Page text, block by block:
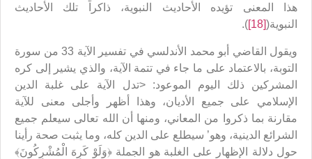
هذا المعنى تؤيده الأحاديث النبوية، ذاكراً تلك الأحاديث
النبوية(
).
ويقول القاضي أبو محمد الأندلسي في تفسير الآية 33 من سورة
التوبة، بالاعتماد على ما جاء في تتمة الآية، والذي يشير إلى كره
المشركين ذلك اليوم الموعود: <تدل الآية على غلبة الدين
الإسلامي على جميع الأديان، وهذا أظهر وأجلى معنى للآية
مقارنة بما ذكروا من المعاني، ومنها أن الله تعالى سيعلم جميع
الشرائع الدينية، وهو’ سيطلع على الدين كله، وما يثبت صحة رأينا
حول دلالة الإظهار على الغلبة هو الجملة ﴿وَلَوْ كَرِهَ الْمُشْرِكُونَ﴾